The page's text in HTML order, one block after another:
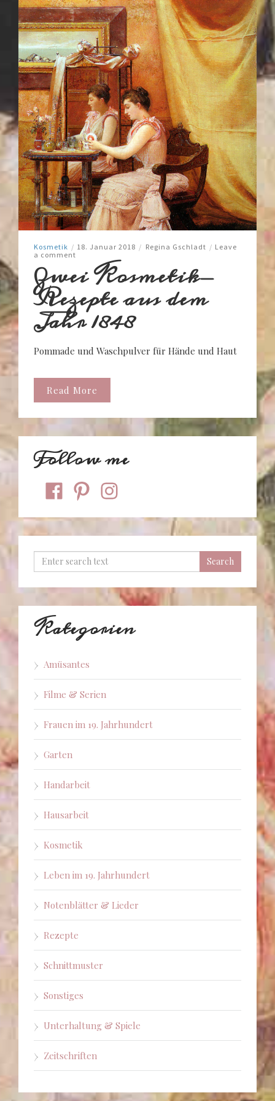
Kosmetik / 18. Januar 2018 / Regina Gschladt / Leave
a comment
Zwei Kosmetik-
Rezepte aus dem
Jahr 1848
Pommade und Waschpulver für Hände und Haut
Read More
Follow me
facebookpinterestinstagram
Kategorien
Amüsantes
Filme & Serien
Frauen im 19. Jahrhundert
Garten
Handarbeit
Hausarbeit
Kosmetik
Leben im 19. Jahrhundert
Notenblätter & Lieder
Rezepte
Schnittmuster
Sonstiges
Unterhaltung & Spiele
Zeitschriften